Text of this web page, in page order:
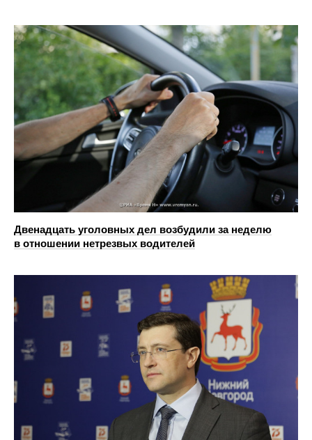
Двенадцать уголовных дел возбудили за неделю
в отношении нетрезвых водителей